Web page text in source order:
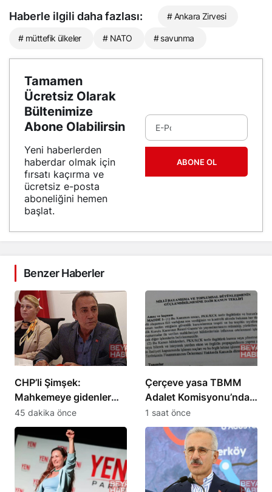
Haberle ilgili daha fazlası: # Ankara Zirvesi
# müttefik ülkeler # NATO # savunma
Tamamen
Ücretsiz Olarak
Bültenimize
Abone Olabilirsin
Yeni haberlerden
haberdar olmak için
fırsatı kaçırma ve
ücretsiz e-posta
aboneliğini hemen
başlat.
ABONE OL
Benzer Haberler
CHP’li Şimşek:
Mahkemeye gidenler
Kemal Bey’e oy
vermemiş kişiler
45 dakika önce
Çerçeve yasa TBMM
Adalet Komisyonu’ndan
onay aldı, maddeleri
neler?
1 saat önce